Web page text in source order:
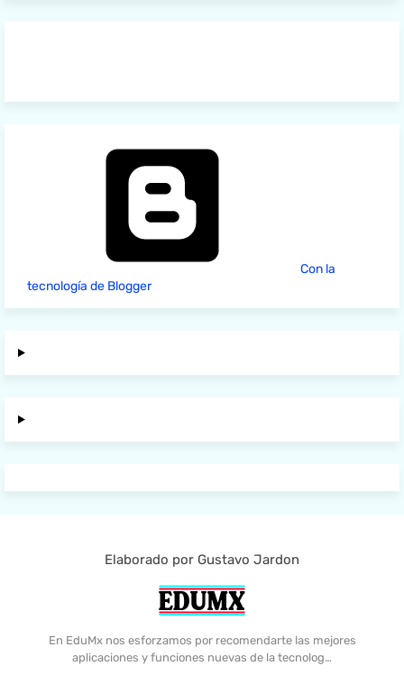
Con la
tecnología de Blogger
Elaborado por Gustavo Jardon
En EduMx nos esforzamos por recomendarte las mejores
aplicaciones y funciones nuevas de la tecnolog…